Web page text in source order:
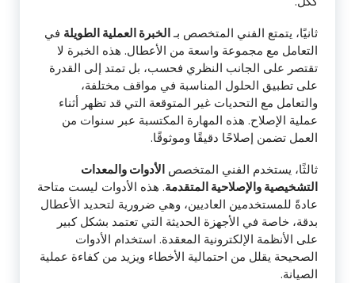
ثانيًا، يتمتع الفني المتخصص بـالخبرة العملية الطويلة في
التعامل مع مجموعة واسعة من الأعطال. هذه الخبرة لا
تقتصر على الجانب النظري فحسب، بل تمتد إلى القدرة
على تطبيق الحلول المناسبة في مواقف مختلفة،
والتعامل مع التحديات غير المتوقعة التي قد تظهر أثناء
عملية الإصلاح. هذه المهارة المكتسبة عبر سنوات من
العمل تضمن إصلاحًا دقيقًا وموثوقًا.
ثالثًا، يستخدم الفني المتخصص الأدوات والمعدات
التشخيصية والإصلاحية المتقدمة. هذه الأدوات ليست متاحة
عادةً للمستخدمين العاديين، وهي ضرورية لتحديد الأعطال
بدقة، خاصة في الأجهزة الحديثة التي تعتمد بشكل كبير
على الأنظمة الإلكترونية المعقدة. استخدام الأدوات
الصحيحة يقلل من احتمالية الأخطاء ويزيد من كفاءة عملية
الصيانة.